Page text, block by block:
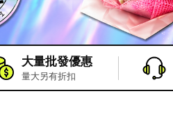
大量批發優惠
量大另有折扣